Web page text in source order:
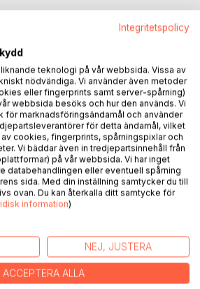
fram som ett sätt att hantera de
och omsorgen står inför. I denna
ett systemperspektiv och
och risker med digital teknologi inom
undersöker i vilken utsträckning
kan leda till
underlätta personalförsörjningen
omsorgens effektivitet och
är ekonomisk teori och
evidens om digitaliseringens
att bidra till en fördjupad
förutsättningar som krävs för att
bidra till att svensk vård och
riktning. På grundval av analysen
ett antal rekommendationer riktade
Integritetspolicy
teknologi på vår webbsida. Vissa av
nödvändiga. Vi använder även metoder
eller fingerprints samt server-spårning)
webbsida besöks och hur den används. Vi
för marknadsföringsändamål och använder
för detta ändamål, vilket
cookies, fingerprints, spårningspixlar och
Vi bäddar även in tredjepartsinnehåll från
på vår webbsida. Vi har inget
databehandlingen eller eventuell spårning
sida. Med din inställning samtycker du till
ovan. Du kan återkalla ditt samtycke för
information)
NEJ, JUSTERA
ACCEPTERA ALLA